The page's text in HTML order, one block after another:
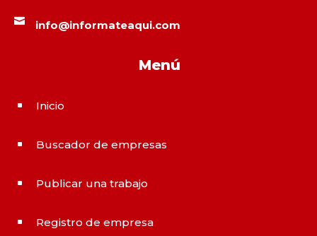
 info@informateaqui.com
Menú
^ Inicio
^ Buscador de empresas
^ Publicar una trabajo
^ Registro de empresa